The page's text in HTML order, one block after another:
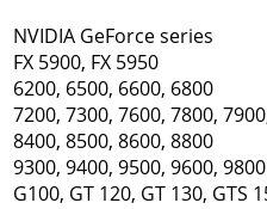
NVIDIA GeForce series
FX 5900, FX 5950
6200, 6500, 6600, 6800
7200, 7300, 7600, 7800,
8400, 8500, 8600, 8800
9300, 9400, 9500, 9600, 9800
G100, GT 120, GT 130, GTS